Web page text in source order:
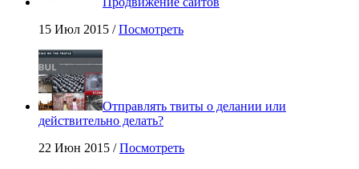
15 Июл 2015 /Посмотреть
Отправлять твиты о делании или
действительно делать?
22 Июн 2015 /Посмотреть